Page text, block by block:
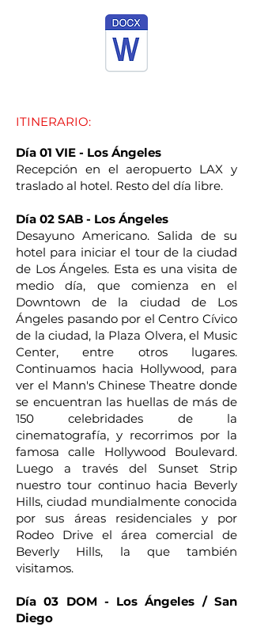
​ITINERARIO:
Día 01 VIE - Los Ángeles
Recepción en el aeropuerto LAX y
traslado al hotel. Resto del día libre.
Día 02 SAB - Los Ángeles
Desayuno Americano. Salida de su
hotel para iniciar el tour de la ciudad
de Los Ángeles. Esta es una visita de
medio día, que comienza en el
Downtown de la ciudad de Los
Ángeles pasando por el Centro Cívico
de la ciudad, la Plaza Olvera, el Music
Center, entre otros lugares.
Continuamos hacia Hollywood, para
ver el Mann's Chinese Theatre donde
se encuentran las huellas de más de
150 celebridades de la
cinematografía, y recorrimos por la
famosa calle Hollywood Boulevard.
Luego a través del Sunset Strip
nuestro tour continuo hacia Beverly
Hills, ciudad mundialmente conocida
por sus áreas residenciales y por
Rodeo Drive el área comercial de
Beverly Hills, la que también
visitamos.
Día 03 DOM - Los Ángeles / San
Diego